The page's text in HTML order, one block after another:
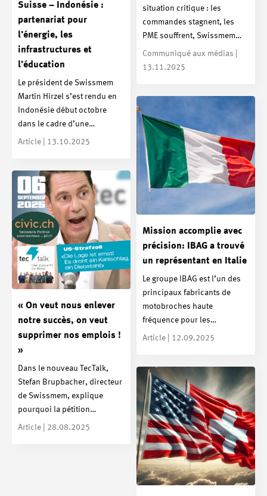
situation critique : les
commandes stagnent, les
PME souffrent, Swissmem…
Communiqué aux médias |
13.11.2025
Suisse – Indonésie :
partenariat pour
l’énergie, les
infrastructures et
l’éducation
Le président de Swissmem
Martin Hirzel s’est rendu en
Indonésie début octobre
dans le cadre d’une…
Article | 13.10.2025
Mission accomplie avec
précision: IBAG a trouvé
un représentant en Italie
Le groupe IBAG est l’un des
principaux fabricants de
motobroches haute
fréquence pour les…
Article | 12.09.2025
« On veut nous enlever
notre succès, on veut
supprimer nos emplois !
»
Dans le nouveau TecTalk,
Stefan Brupbacher, directeur
de Swissmem, explique
pourquoi la pétition…
Article | 28.08.2025